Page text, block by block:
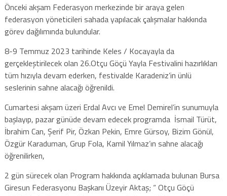
Önceki akşam Federasyon merkezinde bir araya gelen
federasyon yöneticileri sahada yapılacak çalışmalar hakkında
görev dağılımında bulundular.
8-9 Temmuz 2023 tarihinde Keles / Kocayayla da
gerçekleştirilecek olan 26.Otçu Göçü Yayla Festivalini hazırlıkları
tüm hızıyla devam ederken, festivalde Karadeniz’in ünlü
seslerinin sahne alacağı öğrenildi.
Cumartesi akşam üzeri Erdal Avcı ve Emel Demirel’in sunumuyla
başlayıp, pazar günüde devam edecek programda İsmail Türüt,
İbrahim Can, Şerif Pir, Özkan Pekin, Emre Gürsoy, Bizim Gönül,
Özgür Karaduman, Grup Fola, Kamil Yılmaz’ın sahne alacağı
öğrenilirken,
2 gün sürecek olan Program hakkında açıklamada bulunan Bursa
Giresun Federasyonu Başkanı Üzeyir Aktaş; “ Otçu Göçü